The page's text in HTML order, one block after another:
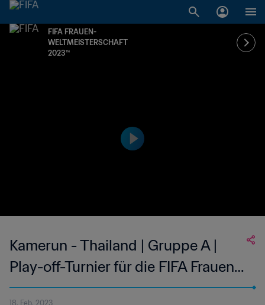
FIFA FRAUEN-
WELTMEISTERSCHAFT
2023™
Kamerun - Thailand | Gruppe A |
Play-off-Turnier für die FIFA Frauen-
Weltmeisterschaft Australien &
18. Feb. 2023